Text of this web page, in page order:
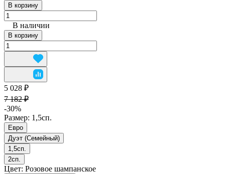
В корзину
В наличии
В корзину
5 028 ₽
7 182 ₽
-30%
Размер: 1,5сп.
Евро
Дуэт (Семейный)
1,5сп.
2сп.
Цвет: Розовое шампанское